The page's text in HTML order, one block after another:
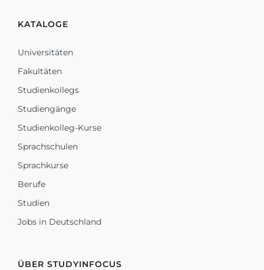
KATALOGE
Universitäten
Fakultäten
Studienkollegs
Studiengänge
Studienkolleg-Kurse
Sprachschulen
Sprachkurse
Berufe
Studien
Jobs in Deutschland
ÜBER STUDYINFOCUS